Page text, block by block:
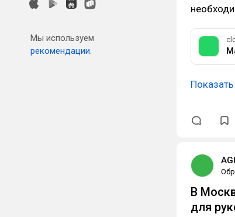
Мы используем
рекомендации.
В
для